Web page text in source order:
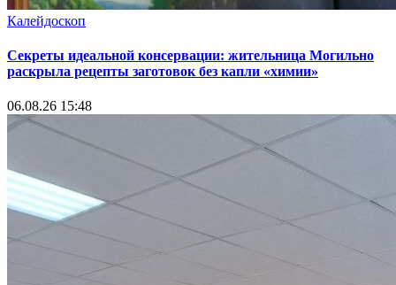
Калейдоскоп
Секреты идеальной консервации: жительница Могильно
раскрыла рецепты заготовок без капли «химии»
06.08.26 15:48